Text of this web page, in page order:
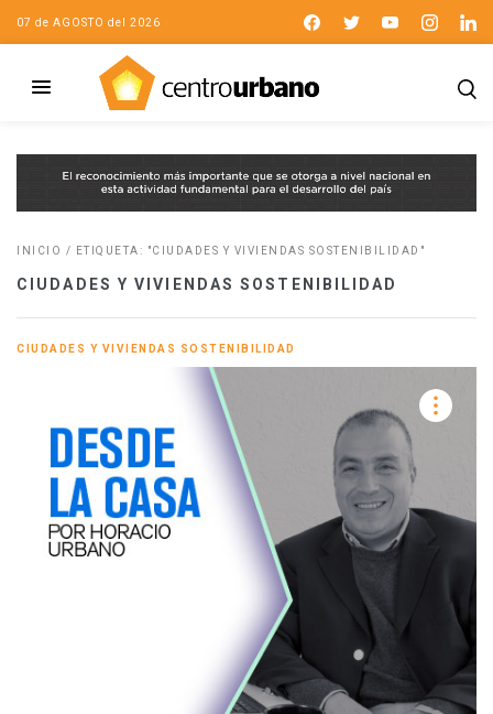
07 de AGOSTO del 2026
INICIO / ETIQUETA: "CIUDADES Y VIVIENDAS SOSTENIBILIDAD"
CIUDADES Y VIVIENDAS SOSTENIBILIDAD
CIUDADES Y VIVIENDAS SOSTENIBILIDAD